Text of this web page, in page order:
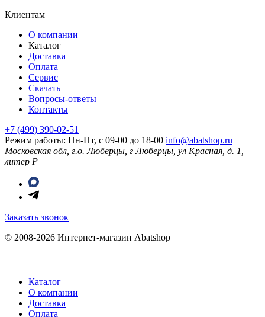
Клиентам
О компании
Каталог
Доставка
Оплата
Сервис
Скачать
Вопросы-ответы
Контакты
+7 (499) 390-02-51
Режим работы: Пн-Пт, с 09-00 до 18-00 info@abatshop.ru
Московская обл, г.о. Люберцы, г Люберцы, ул Красная, д. 1,
литер Р
Заказать звонок
© 2008-2026 Интернет-магазин Abatshop
Каталог
О компании
Доставка
Оплата